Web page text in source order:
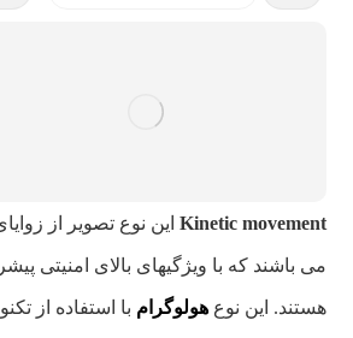
Kinetic movement این نوع تصویر از
می باشند که با ویژگیهای بالای امنیتی
هستند. این نوعهولوگرام با استفاده از